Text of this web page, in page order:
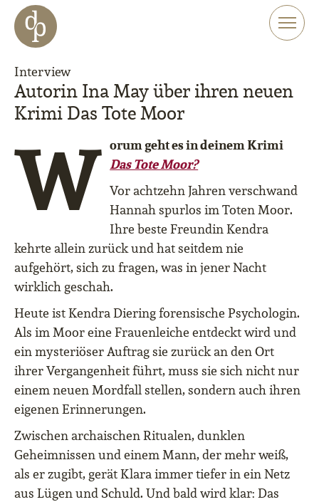
Zum Haupt-Inhalt springen
Zur Navigation springen
Zur Website-Suche springen
Interview
Autorin Ina May über ihren neuen
Krimi Das Tote Moor
W orum geht es in deinem Krimi
Das Tote Moor?
Vor achtzehn Jahren verschwand
Hannah spurlos im Toten Moor.
Ihre beste Freundin Kendra
kehrte allein zurück und hat seitdem nie
aufgehört, sich zu fragen, was in jener Nacht
wirklich geschah.
Heute ist Kendra Diering forensische Psychologin.
Als im Moor eine Frauenleiche entdeckt wird und
ein mysteriöser Auftrag sie zurück an den Ort
ihrer Vergangenheit führt, muss sie sich nicht nur
einem neuen Mordfall stellen, sondern auch ihren
eigenen Erinnerungen.
Zwischen archaischen Ritualen, dunklen
Geheimnissen und einem Mann, der mehr weiß,
als er zugibt, gerät Klara immer tiefer in ein Netz
aus Lügen und Schuld. Und bald wird klar: Das